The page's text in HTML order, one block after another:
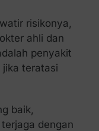
risikonya,
ahli dan
penyakit
jika teratasi
baik,
dengan